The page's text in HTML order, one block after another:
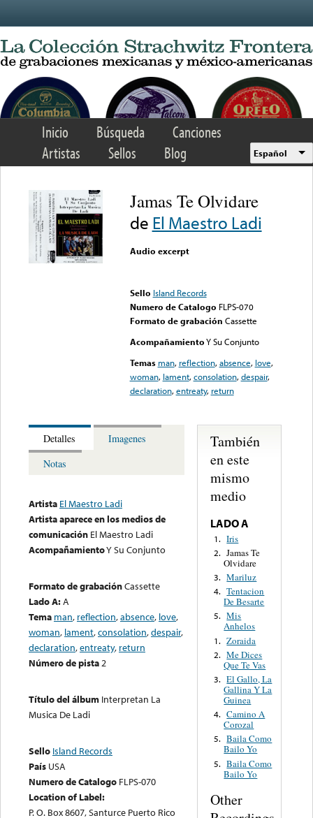
Inicio Búsqueda
Canciones
Artistas
Sellos Blog Español
Jamas Te Olvidare
de El Maestro Ladi
Audio excerpt
Sello Island Records
Numero de Catalogo FLPS-070
Formato de grabación Cassette
AcompañamientoY Su Conjunto
Temas man, reflection,absence, love,
woman, lament,consolation,despair,
declaration,entreaty, return
Detalles
Imagenes
Notas
Artista El Maestro Ladi
Artista aparece en los medios de
comunicación El Maestro Ladi
AcompañamientoY Su Conjunto
Formato de grabaciónCassette
Lado A:A
Tema man, reflection,absence, love,
woman, lament,consolation,despair,
declaration,entreaty, return
Número de pista2
Título del álbum Interpretan La
Musica De Ladi
Sello Island Records
País USA
Numero de Catalogo FLPS-070
Location of Label:
P. O. Box 8607, Santurce Puerto Rico
También
en este
mismo
medio
LADO A
1. Iris
2. Jamas Te
Olvidare
3. Mariluz
4. Tentacion
De Besarte
5. Mis
Anhelos
1. Zoraida
2. Me Dices
Que Te Vas
3. El Gallo, La
Gallina Y La
Guinea
4. Camino A
Corozal
5. Baila Como
Bailo Yo
5. Baila Como
Bailo Yo
Other